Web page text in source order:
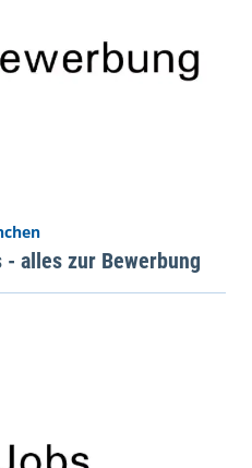
- alles zur Bewerbung